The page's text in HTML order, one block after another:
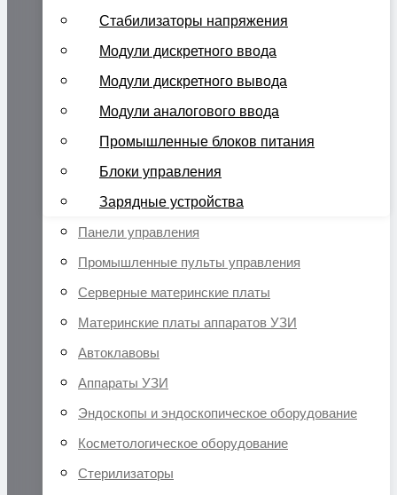
Стабилизаторы напряжения
Модули дискретного ввода
Модули дискретного вывода
Модули аналогового ввода
Промышленные блоков питания
Блоки управления
Зарядные устройства
Панели управления
Промышленные пульты управления
Серверные материнские платы
Материнские платы аппаратов УЗИ
Автоклавовы
Аппараты УЗИ
Эндоскопы и эндоскопическое оборудование
Косметологическое оборудование
Стерилизаторы